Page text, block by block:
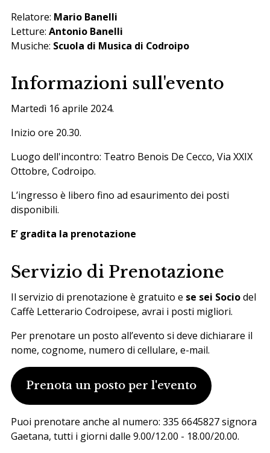
Relatore: Mario Banelli
Letture: Antonio Banelli
Musiche: Scuola di Musica di Codroipo
Informazioni sull'evento
Martedì 16 aprile 2024.
Inizio ore 20.30.
Luogo dell'incontro: Teatro Benois De Cecco, Via XXIX
Ottobre, Codroipo.
L’ingresso è libero fino ad esaurimento dei posti
disponibili.
E’ gradita la prenotazione
Servizio di Prenotazione
Il servizio di prenotazione è gratuito e se sei Sociodel
Caffè Letterario Codroipese, avrai i posti migliori.
Per prenotare un posto all’evento si deve dichiarare il
nome, cognome, numero di cellulare, e-mail.
Prenota un posto per l'evento
Puoi prenotare anche al numero: 335 6645827 signora
Gaetana, tutti i giorni dalle 9.00/12.00 - 18.00/20.00.